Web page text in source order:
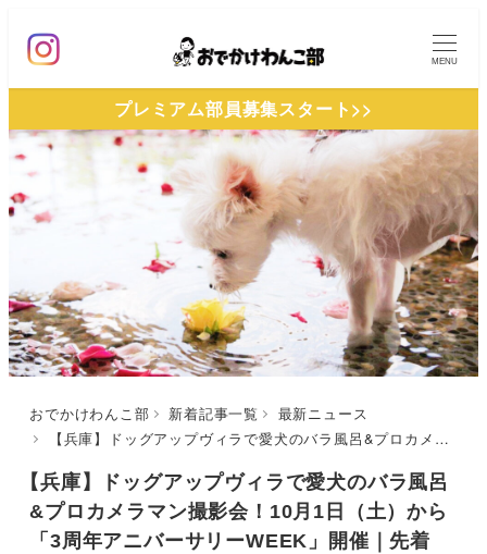
ン
ン
ン
移
動
MENU
プレミアム部員募集スタート>>
おでかけわんこ部 新着記事一覧
最新ニュース
【兵庫】ドッグアップヴィラで愛⽝のバラ⾵呂&プロカメラマン撮影会！10⽉1⽇（土）から「3周年アニバーサリーWEEK」開催｜先着（宿泊預かり）でノベルティプレゼントも♪
【兵庫】ドッグアップヴィラで愛⽝のバラ⾵呂
&プロカメラマン撮影会！10⽉1⽇（土）から
「3周年アニバーサリーWEEK」開催｜先着